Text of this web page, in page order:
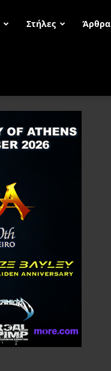
Στήλες Άρθρα